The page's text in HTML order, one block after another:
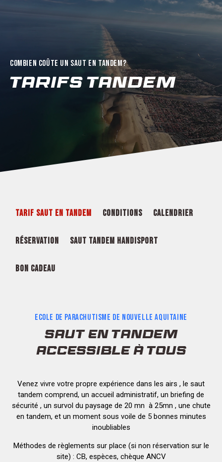
COMBIEN COÛTE UN SAUT EN TANDEM?
Tarifs Tandem
TARIF SAUT EN TANDEM CONDITIONS CALENDRIER
RÉSERVATION SAUT TANDEM HANDISPORT
BON CADEAU
ECOLE DE PARACHUTISME DE NOUVELLE AQUITAINE
SAUT EN TANDEM
ACCESSIBLE À TOUS
Venez vivre votre propre expérience dans les airs , le saut
tandem comprend, un accueil administratif, un briefing de
sécurité , un survol du paysage de 20 mn à 25mn , une chute
en tandem, et un moment sous voile de 5 bonnes minutes
inoubliables
Méthodes de règlements sur place (si non réservation sur le
site) : CB, espèces, chèque ANCV